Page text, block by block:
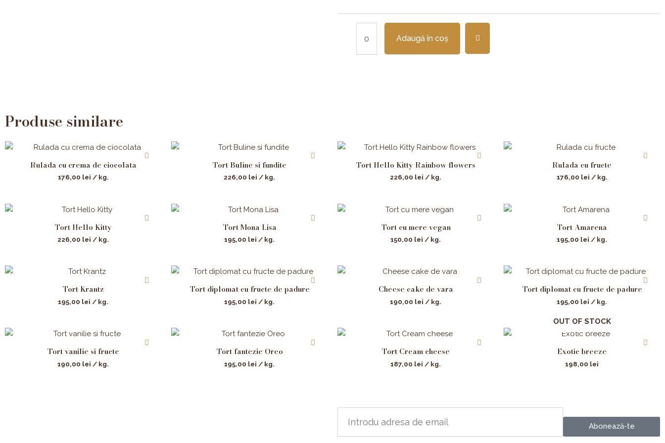
Adaugă în coș
Produse similare
Rulada cu crema de ciocolata
176,00 lei / kg.
Tort Buline si fundite
226,00 lei / kg.
Tort Hello Kitty Rainbow flowers
226,00 lei / kg.
Rulada cu fructe
176,00 lei / kg.
Tort Hello Kitty
226,00 lei / kg.
Tort Mona Lisa
195,00 lei / kg.
Tort cu mere vegan
150,00 lei / kg.
Tort Amarena
195,00 lei / kg.
Tort Krantz
195,00 lei / kg.
Tort diplomat cu fructe de padure
195,00 lei / kg.
Cheese cake de vara
190,00 lei / kg.
Tort diplomat cu fructe de padure
195,00 lei / kg.
Tort vanilie si fructe
190,00 lei / kg.
Tort fantezie Oreo
195,00 lei / kg.
Tort Cream cheese
187,00 lei / kg.
OUT OF STOCK
Exotic breeze
198,00 lei
Abonează-te